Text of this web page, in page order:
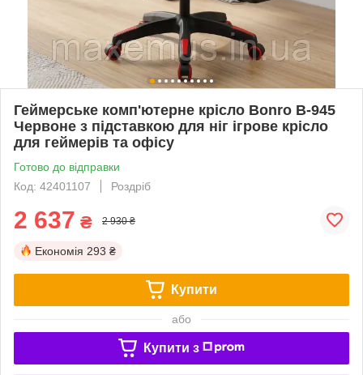
Геймерське комп'ютерне крісло Bonro B-945
Червоне з підставкою для ніг ігрове крісло
для геймерів та офісу
Готово до відправки
Код: 42401107
Роздріб
2 637 ₴ 2 930 ₴
Економія 293 ₴
Купити
або
Купити з